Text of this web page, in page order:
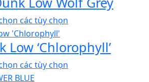
các tùy chọn
này
có
nhiều
Low ‘Chlorophyll’
các tùy chọn